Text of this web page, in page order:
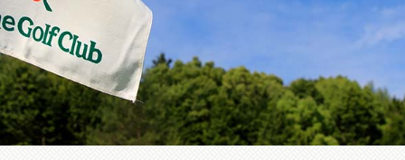
年間スケジュール
宿泊・姉妹コース
アクセス